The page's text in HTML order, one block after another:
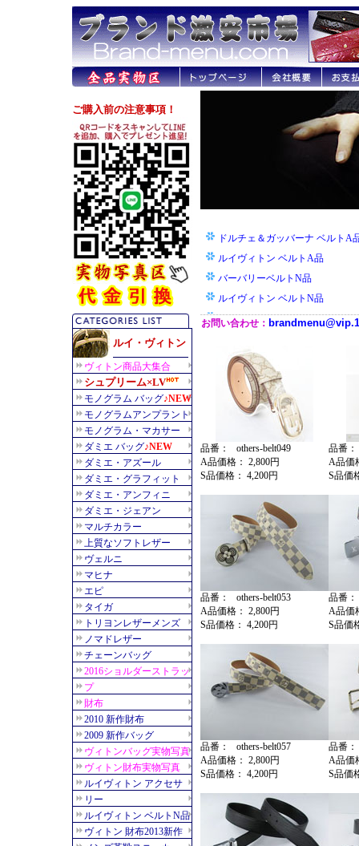
品番： others-belt049
A品価格： 2,800円
S品価格： 4,200円
品番：
A品価
S品価
品番： others-belt053
A品価格： 2,800円
S品価格： 4,200円
品番：
A品価
S品価
品番： others-belt057
A品価格： 2,800円
S品価格： 4,200円
品番：
A品価
S品価